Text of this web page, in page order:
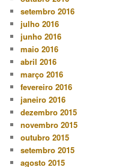
setembro 2016
julho 2016
junho 2016
maio 2016
abril 2016
março 2016
fevereiro 2016
janeiro 2016
dezembro 2015
novembro 2015
outubro 2015
setembro 2015
agosto 2015